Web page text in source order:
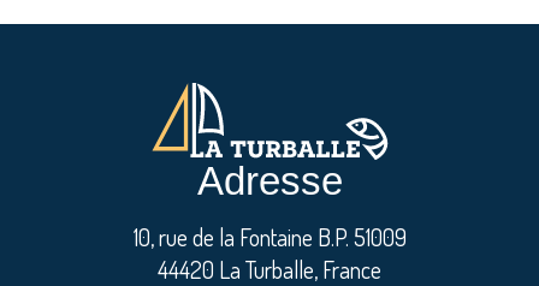
Adresse
10, rue de la Fontaine B.P. 51009
44420 La Turballe, France